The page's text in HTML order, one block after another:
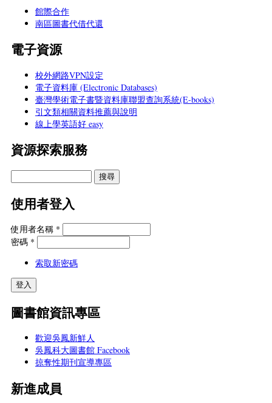
館際合作
南區圖書代借代還
電子資源
校外網路VPN設定
電子資料庫 (Electronic Databases)
臺灣學術電子書暨資料庫聯盟查詢系統(E-books)
引文類相關資料推薦與說明
線上學英語好 easy
資源探索服務
使用者登入
使用者名稱 *
密碼 *
索取新密碼
圖書館資訊專區
歡迎吳鳳新鮮人
吳鳳科大圖書館 Facebook
掠奪性期刊宣導專區
新進成員